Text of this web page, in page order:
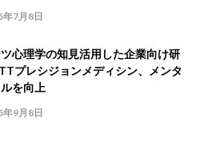
年7月8日
心理学の知見活用した企業向け研
プレシジョンメディシン、メンタ
を向上
年9月8日